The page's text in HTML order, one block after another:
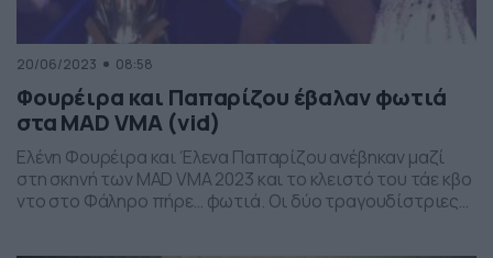
20/06/2023 08:58
Φουρέιρα και Παπαρίζου έβαλαν φωτιά
στα MAD VMA (vid)
Ελένη Φουρέιρα και Έλενα Παπαρίζου ανέβηκαν μαζί
στη σκηνή των MAD VMA 2023 και το κλειστό του τάε κβο
ντο στο Φάληρο πήρε… φωτιά. Οι δύο τραγουδίστριες